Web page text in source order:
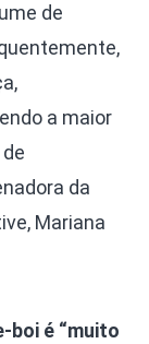
de
a maior
da
Mariana
boi é “muito